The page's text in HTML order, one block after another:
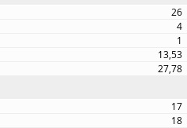
26
4
1
13,53
27,78
17
18